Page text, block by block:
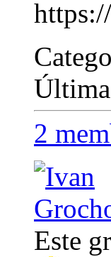
2
Este